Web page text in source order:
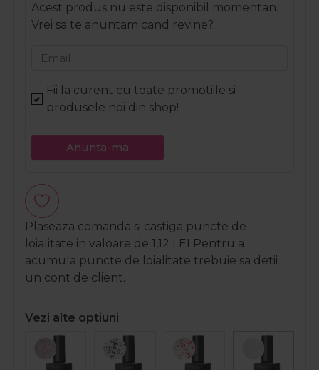
Acest produs nu este disponibil momentan.
Vrei sa te anuntam cand revine?
Email
Fii la curent cu toate promotiile si
produsele noi din shop!
Anunta-ma
Plaseaza comanda si castiga puncte de
loialitate in valoare de 1,12 LEI
Pentru a
acumula puncte de loialitate trebuie sa detii
un cont de client.
Vezi alte optiuni